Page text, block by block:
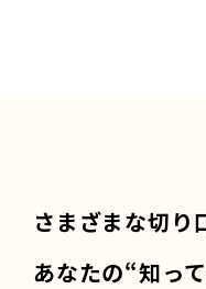
さまざまな切り
あなたの“知っ